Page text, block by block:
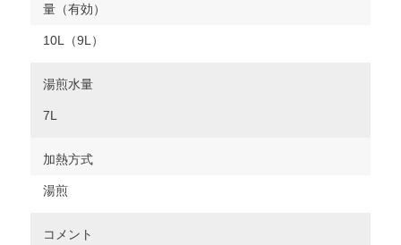
量（有効）
10L（9L）
湯煎水量
7L
加熱方式
湯煎
コメント